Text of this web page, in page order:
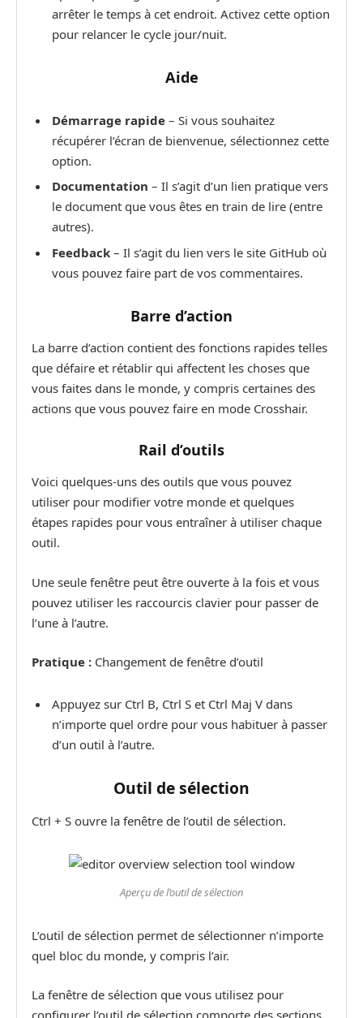
arrêter le temps à cet endroit. Activez cette option
pour relancer le cycle jour/nuit.
Aide
Démarrage rapide – Si vous souhaitez
récupérer l’écran de bienvenue, sélectionnez cette
option.
Documentation – Il s’agit d’un lien pratique vers
le document que vous êtes en train de lire (entre
autres).
Feedback – Il s’agit du lien vers le site GitHub où
vous pouvez faire part de vos commentaires.
Barre d’action
La barre d’action contient des fonctions rapides telles
que défaire et rétablir qui affectent les choses que
vous faites dans le monde, y compris certaines des
actions que vous pouvez faire en mode Crosshair.
Rail d’outils
Voici quelques-uns des outils que vous pouvez
utiliser pour modifier votre monde et quelques
étapes rapides pour vous entraîner à utiliser chaque
outil.
Une seule fenêtre peut être ouverte à la fois et vous
pouvez utiliser les raccourcis clavier pour passer de
l’une à l’autre.
Pratique : Changement de fenêtre d’outil
Appuyez sur Ctrl B, Ctrl S et Ctrl Maj V dans
n’importe quel ordre pour vous habituer à passer
d’un outil à l’autre.
Outil de sélection
Ctrl + S ouvre la fenêtre de l’outil de sélection.
Aperçu de l’outil de sélection
L’outil de sélection permet de sélectionner n’importe
quel bloc du monde, y compris l’air.
La fenêtre de sélection que vous utilisez pour
configurer l’outil de sélection comporte des sections